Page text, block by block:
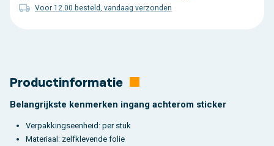
Voor 12.00 besteld, vandaag verzonden
Productinformatie
Belangrijkste kenmerken ingang achterom sticker
Verpakkingseenheid: per stuk
Materiaal: zelfklevende folie